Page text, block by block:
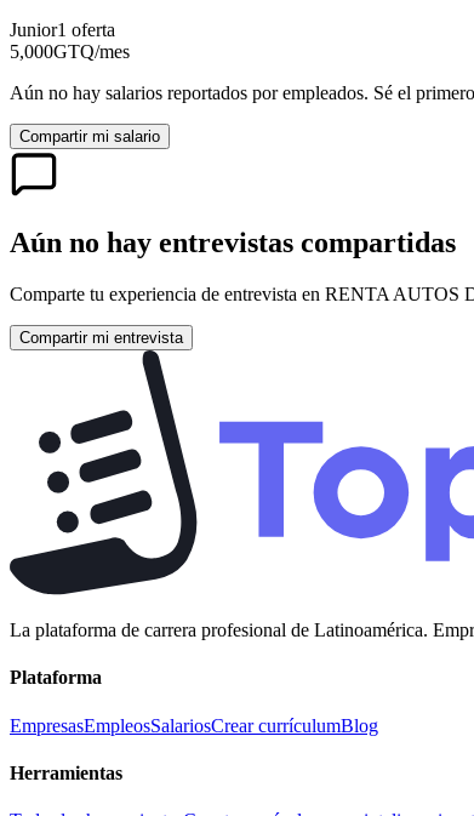
Junior1 oferta
5,000GTQ/mes
Aún no hay salarios reportados por empleados. Sé el
Compartir mi salario
Aún no hay entrevistas compartidas
Comparte tu experiencia de entrevista en RENTA AUTOS
Compartir mi entrevista
La plataforma de carrera profesional de Latinoamérica.
Plataforma
EmpresasEmpleosSalariosCrear currículumBlog
Herramientas